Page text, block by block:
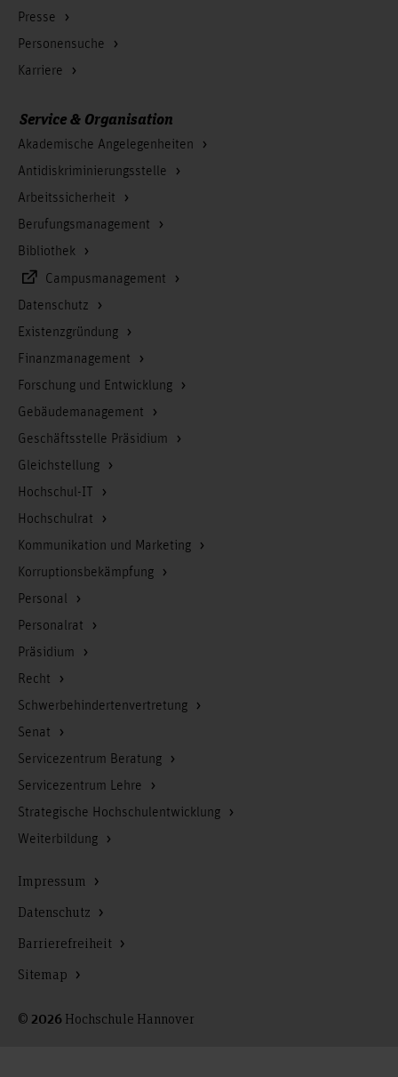
Presse
Personensuche
Karriere
Service & Organisation
Akademische Angelegenheiten
Antidiskriminierungsstelle
Arbeitssicherheit
Berufungsmanagement
Bibliothek
Campusmanagement
Datenschutz
Existenzgründung
Finanzmanagement
Forschung und Entwicklung
Gebäudemanagement
Geschäftsstelle Präsidium
Gleichstellung
Hochschul-IT
Hochschulrat
Kommunikation und Marketing
Korruptionsbekämpfung
Personal
Personalrat
Präsidium
Recht
Schwerbehindertenvertretung
Senat
Servicezentrum Beratung
Servicezentrum Lehre
Strategische Hochschulentwicklung
Weiterbildung
© 2026 Hochschule Hannover
Impressum
Datenschutz
Barrierefreiheit
Sitemap